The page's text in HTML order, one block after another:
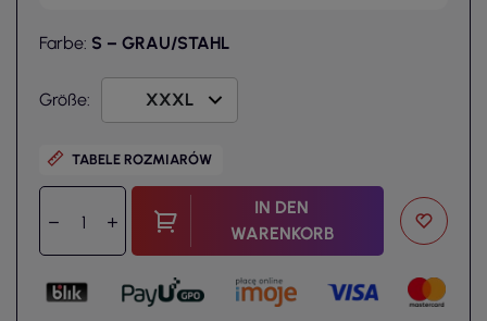
Farbe: S – GRAU/STAHL
Größe:
TABELE ROZMIARÓW
IN DEN
WARENKORB